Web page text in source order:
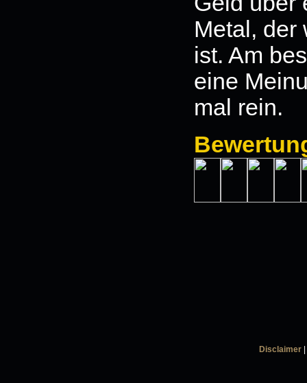
Metal, der
ist. Am
eine
mal rein.
Disclaimer|